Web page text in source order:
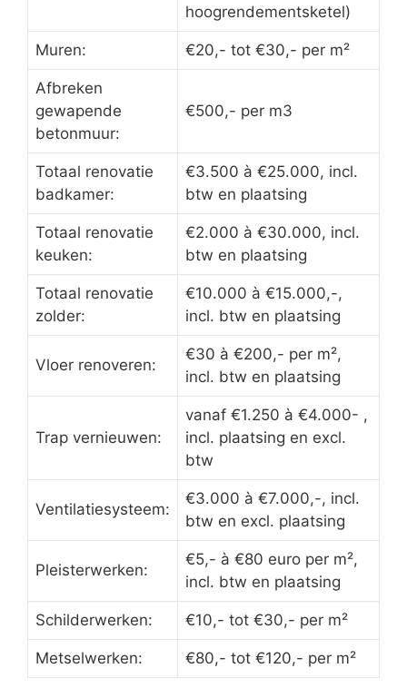
hoogrendementsketel)
Muren: €20,- tot €30,- per m²
Afbreken
gewapende
betonmuur:
€500,- per m3
Totaal renovatie
badkamer:
€3.500 à €25.000, incl.
btw en plaatsing
Totaal renovatie
keuken:
€2.000 à €30.000, incl.
btw en plaatsing
Totaal renovatie
zolder:
€10.000 à €15.000,-,
incl. btw en plaatsing
Vloer renoveren:
€30 à €200,- per m²,
incl. btw en plaatsing
Trap vernieuwen:
vanaf €1.250 à €4.000- ,
incl. plaatsing en excl.
btw
Ventilatiesysteem:
€3.000 à €7.000,-, incl.
btw en excl. plaatsing
Pleisterwerken:
€5,- à €80 euro per m²,
incl. btw en plaatsing
Schilderwerken: €10,- tot €30,- per m²
Metselwerken: €80,- tot €120,- per m²